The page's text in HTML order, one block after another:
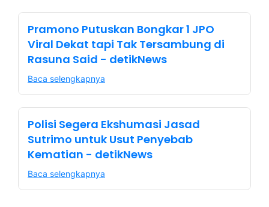
Pramono Putuskan Bongkar 1 JPO
Viral Dekat tapi Tak Tersambung di
Rasuna Said - detikNews
Baca selengkapnya
Polisi Segera Ekshumasi Jasad
Sutrimo untuk Usut Penyebab
Kematian - detikNews
Baca selengkapnya